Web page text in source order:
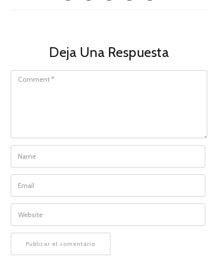
Deja Una Respuesta
COMMENT
NAME
EMAIL
WEBSITE